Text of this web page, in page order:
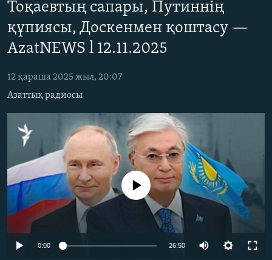
to
main
Navigation
Skip
Search
ҚАҢТАР ОҚИҒАСЫ
АДАМ ҚҰҚЫҚТАРЫ
ӘЛЕМ
АРНАЙЫ ЖОБАЛАР
Русский
ЖАЗЫЛЫҢЫЗ
Басқа тілдерде
Тоқаевтың сапары, Путиннің
құпиясы, Доскенмен қоштасу —
AzatNEWS l 12.11.2025
12 қараша 2025 жыл, 20:07
Азаттық радиосы
No media source currently available
0:00 26:50